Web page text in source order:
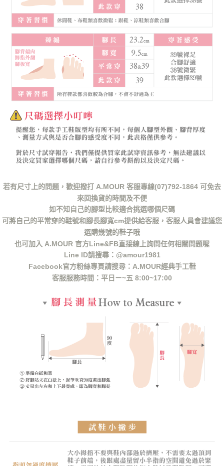
若有尺寸上的問題，歡迎撥打 A.MOUR 客服專線(07)792-1864 可免去
來回換貨的時間及不便
如不知自己的腳型比較適合挑選哪個尺碼
可將自己的平常穿的鞋號和腳長腳寬cm提供給客服，客服人員會建議您
選購幾號的鞋子哦
也可加入 A.MOUR 官方Line&FB直接線上詢問任何相關問題喔
Line ID請搜尋：@amour1981
Facebook官方粉絲專頁請搜尋：A.MOUR經典手工鞋
客服服務時間：平日ㄧ~五 8:00~17:00